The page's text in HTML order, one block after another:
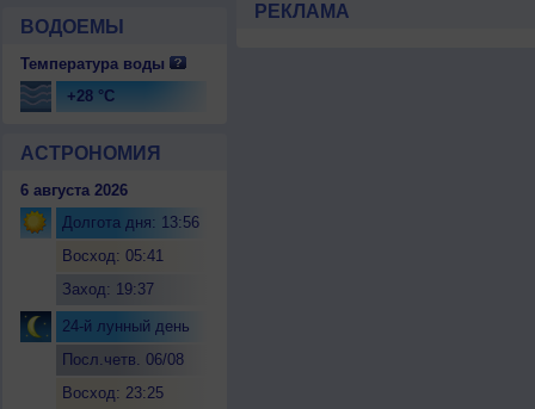
ВОДОЕМЫ
Температура воды
+28 °C
АСТРОНОМИЯ
6 августа 2026
Долгота дня: 13:56
Восход: 05:41
Заход: 19:37
24-й лунный день
Посл.четв. 06/08
Восход: 23:25
РЕКЛАМА